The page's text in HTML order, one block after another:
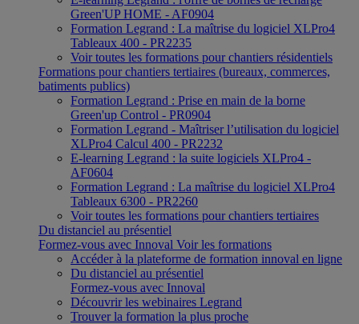
Green'UP HOME - AF0904
Formation Legrand : La maîtrise du logiciel XLPro4
Tableaux 400 - PR2235
Voir toutes les formations pour chantiers résidentiels
Formations pour chantiers tertiaires (bureaux, commerces,
batiments publics)
Formation Legrand : Prise en main de la borne
Green'up Control - PR0904
Formation Legrand - Maîtriser l’utilisation du logiciel
XLPro4 Calcul 400 - PR2232
E-learning Legrand : la suite logiciels XLPro4 -
AF0604
Formation Legrand : La maîtrise du logiciel XLPro4
Tableaux 6300 - PR2260
Voir toutes les formations pour chantiers tertiaires
Du distanciel au présentiel
Formez-vous avec Innoval Voir les formations
Accéder à la plateforme de formation innoval en ligne
Du distanciel au présentiel
Formez-vous avec Innoval
Découvrir les webinaires Legrand
Trouver la formation la plus proche